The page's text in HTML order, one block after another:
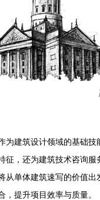
为建筑设计领域的基础技
征，还为建筑技术咨询服
从单体建筑速写的价值出
，提升项目效率与质量。